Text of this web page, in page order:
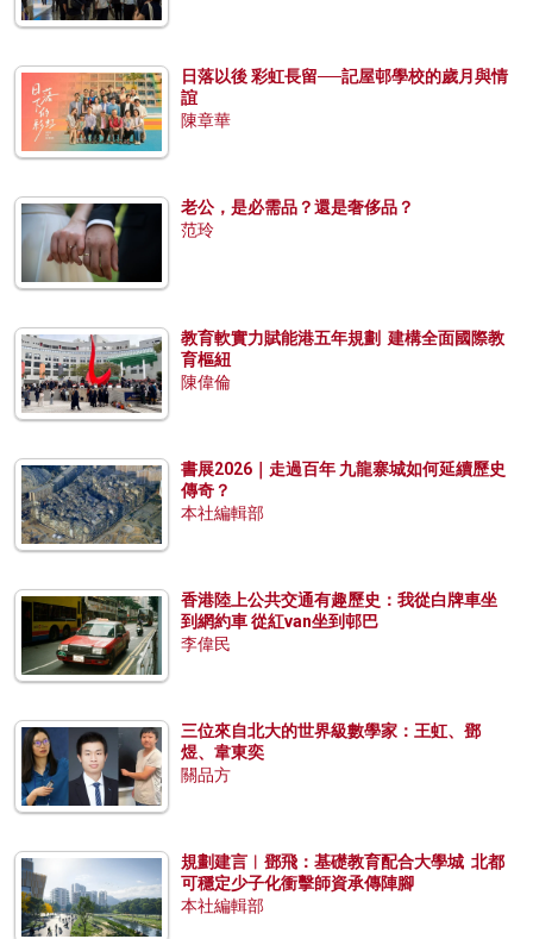
日落以後 彩虹長留──記屋邨學校的歲月與情
誼
陳章華
老公，是必需品？還是奢侈品？
范玲
教育軟實力賦能港五年規劃 建構全面國際教
育樞紐
陳偉倫
書展2026｜走過百年 九龍寨城如何延續歷史
傳奇？
本社編輯部
香港陸上公共交通有趣歷史：我從白牌車坐
到網約車 從紅van坐到邨巴
李偉民
三位來自北大的世界級數學家：王虹、鄧
煜、韋東奕
關品方
規劃建言︱鄧飛：基礎教育配合大學城 北都
可穩定少子化衝擊師資承傳陣腳
本社編輯部